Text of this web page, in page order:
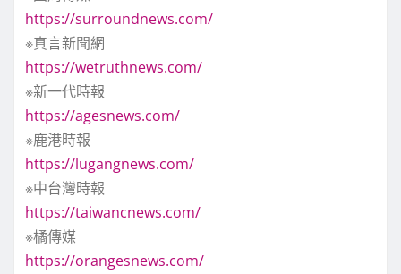
https://surroundnews.com/
※真言新聞網
https://wetruthnews.com/
※新一代時報
https://agesnews.com/
※鹿港時報
https://lugangnews.com/
※中台灣時報
https://taiwancnews.com/
※橘傳媒
https://orangesnews.com/